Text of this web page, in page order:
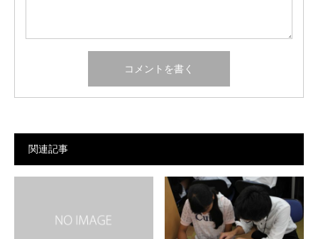
関連記事